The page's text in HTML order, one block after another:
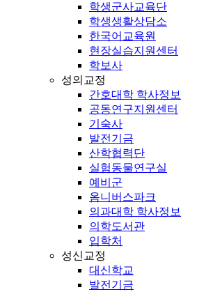
학생군사교육단
학생생활상담소
한국어교육원
현장실습지원센터
학보사
성의교정
간호대학 학사정보
공동연구지원센터
기숙사
발전기금
산학협력단
실험동물연구실
예비군
옴니버스파크
의과대학 학사정보
의학도서관
입학처
성신교정
대신학교
발전기금